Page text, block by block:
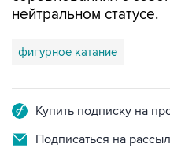
нейтральном статусе.
фигурное катание
Купить подписку на
Подписаться на